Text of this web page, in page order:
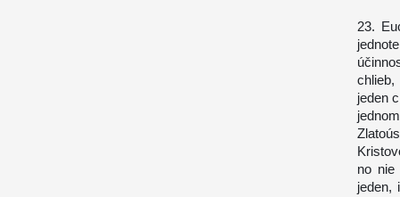
23.
chlieb,
jeden
no nie